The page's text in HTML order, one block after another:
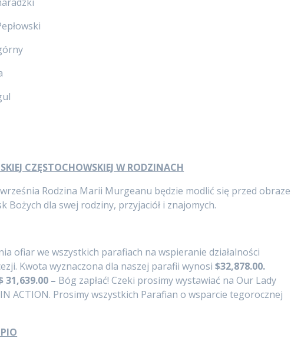
CZĘSTOCHOWSKIEJ W RODZINACH
Rodzina Marii Murgeanu będzie modlić się przed
Bożych dla swej rodziny, przyjaciół i znajomych.
ofiar we wszystkich parafiach na wspieranie działalności
Kwota wyznaczona dla naszej parafii wynosi$32,878.00.
31,639.00 – Bóg zapłać! Czeki prosimy wystawiać na Our Lady
ACTION. Prosimy wszystkich Parafian o wsparcie tegorocznej